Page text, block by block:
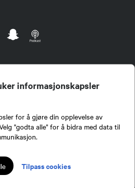
informasjonskapsler
for å gjøre din opplevelse av
"godta alle" for å bidra med data til
Tilpass cookies
miljøene for formidling av kunnskap om jakt og
organisasjon, men har et sterkt jakt-, fiske-, og
og Fiskerforbund har ansvar for innhold de